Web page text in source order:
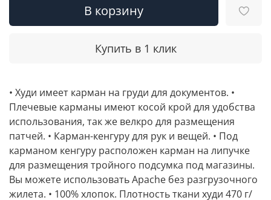
В корзину
Купить в 1 клик
• Худи имеет карман на груди для документов. •
Плечевые карманы имеют косой крой для удобства
использования, так же велкро для размещения
патчей. • Карман-кенгуру для рук и вещей. • Под
карманом кенгуру расположен карман на липучке
для размещения тройного подсумка под магазины.
Вы можете использовать Apache без разгрузочного
жилета. • 100% хлопок. Плотность ткани худи 470 г/